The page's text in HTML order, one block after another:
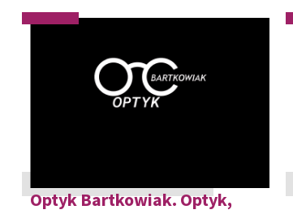
Optyk Bartkowiak. Optyk,